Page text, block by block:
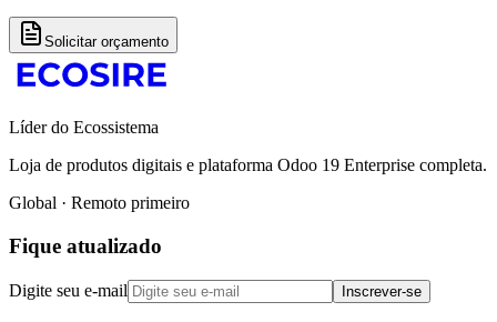
Solicitar orçamento
Líder do Ecossistema
Loja de produtos digitais e plataforma Odoo 19 Enterprise completa.
Global · Remoto primeiro
Fique atualizado
Digite seu e-mail Inscrever-se